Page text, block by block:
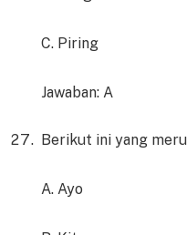
C. Piring
Jawaban: A
Berikut ini yang
A. Ayo